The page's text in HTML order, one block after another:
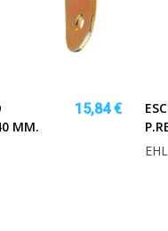
MM.
15,84 €
EHL